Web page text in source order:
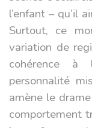
l’enfant – qu’il
Surtout, ce
variation de
cohérence à
personnalité
amène le
comportement